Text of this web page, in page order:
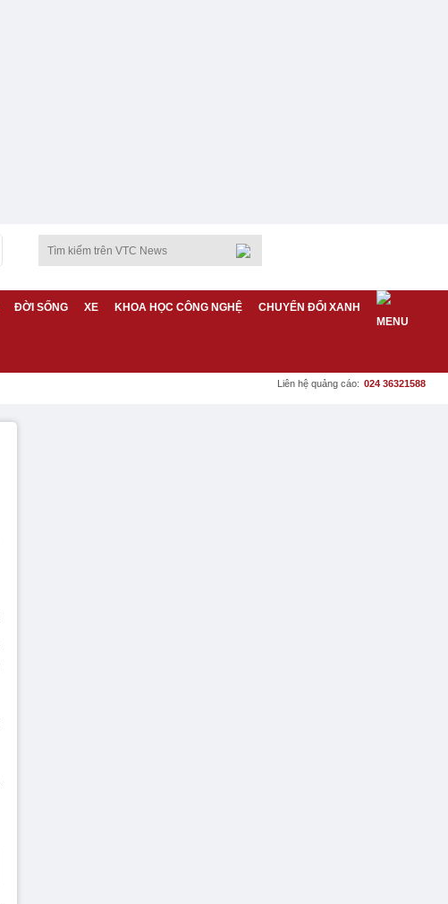
ĐỜI SỐNG XE KHOA HỌC CÔNG NGHỆ CHUYỂN ĐỔI XANH
Liên hệ quảng cáo: 024 36321588